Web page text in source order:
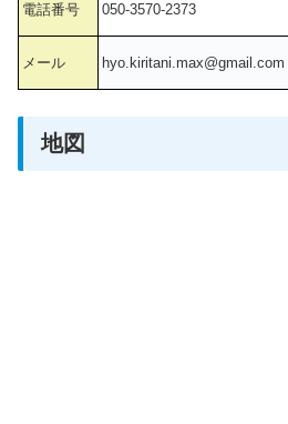
電話番号 050-3570-2373
メール hyo.kiritani.max@gmail.com
地図